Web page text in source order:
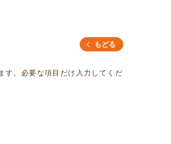
もどる
す。必要な項目だけ入力してくだ